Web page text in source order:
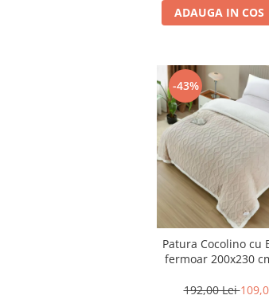
ADAUGA IN COS
-43%
Patura Cocolino cu
fermoar 200x230
192,00 Lei